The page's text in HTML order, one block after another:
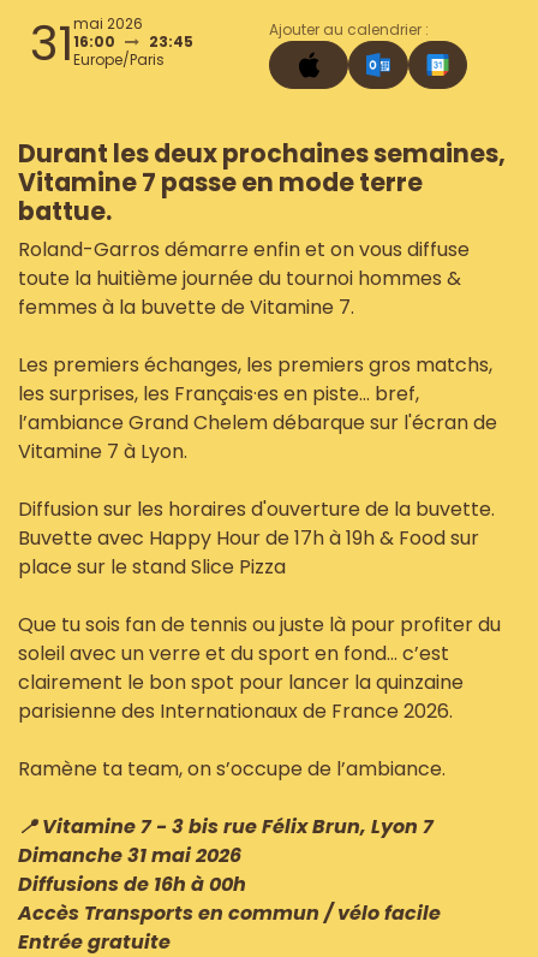
31mai 2026
16:00
23:45
Europe/Paris
Ajouter au calendrier :
Durant les deux prochaines semaines,
Vitamine 7 passe en mode terre
battue.
Roland-Garros démarre enfin et on vous diffuse
toute la huitième journée du tournoi hommes &
femmes à la buvette de Vitamine 7.
Les premiers échanges, les premiers gros matchs,
les surprises, les Français·es en piste… bref,
l’ambiance Grand Chelem débarque sur l'écran de
Vitamine 7 à Lyon.
Diffusion sur les horaires d'ouverture de la buvette.
Buvette avec Happy Hour de 17h à 19h & Food sur
place sur le stand Slice Pizza
Que tu sois fan de tennis ou juste là pour profiter du
soleil avec un verre et du sport en fond… c’est
clairement le bon spot pour lancer la quinzaine
parisienne des Internationaux de France 2026.
Ramène ta team, on s’occupe de l’ambiance.
📍 Vitamine 7 - 3 bis rue Félix Brun, Lyon 7
Dimanche 31 mai 2026
Diffusions de 16h à 00h
Accès Transports en commun / vélo facile
Entrée gratuite